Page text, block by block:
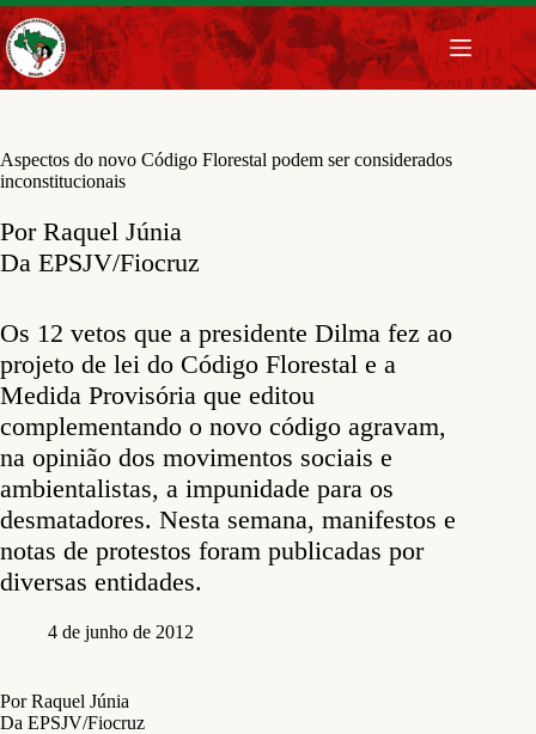
Pular
para
o
conteúdo
Aspectos do novo Código Florestal podem ser considerados
inconstitucionais
Por Raquel Júnia
Da EPSJV/Fiocruz
Os 12 vetos que a presidente Dilma fez ao
projeto de lei do Código Florestal e a
Medida Provisória que editou
complementando o novo código agravam,
na opinião dos movimentos sociais e
ambientalistas, a impunidade para os
desmatadores. Nesta semana, manifestos e
notas de protestos foram publicadas por
diversas entidades.
4 de junho de 2012
Por Raquel Júnia
Da EPSJV/Fiocruz